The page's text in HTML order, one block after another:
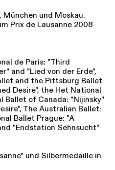
München und Moskau.
Prix de Lausanne 2008
de Paris: "Third
and "Lied von der Erde",
and the Pittsburg Ballet
Desire", the Het National
Ballet of Canada: "Nijinsky"
The Australian Ballet:
Ballet Prague: "A
"Endstation Sehnsucht"
und Silbermedaille in